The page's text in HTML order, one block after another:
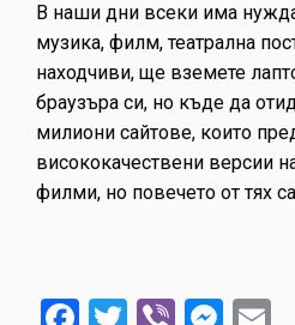
В наши дни всеки има
музика, филм, театрална
находчиви, ще вземете
браузъра си, но къде да
милиони сайтове, които
висококачествени версии
филми, но повечето от тях
Facebook
Twitter
Viber